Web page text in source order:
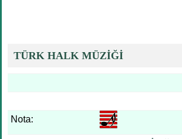
TÜRK HALK MÜZİĞİ
Nota: